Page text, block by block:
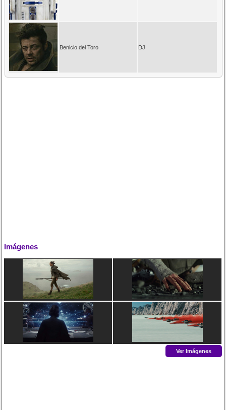
Benicio del Toro DJ
Imágenes
Ver Imágenes